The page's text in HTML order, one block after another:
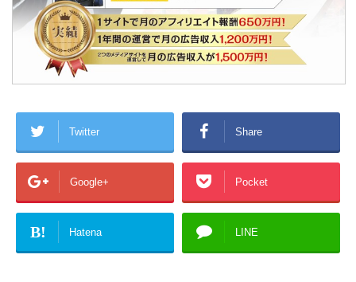
Twitter Share
Google+ Pocket
B! Hatena LINE